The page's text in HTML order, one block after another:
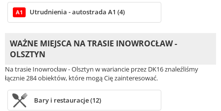
A1 Utrudnienia - autostrada A1 (4)
WAŻNE MIEJSCA NA TRASIE INOWROCŁAW -
OLSZTYN
Na trasie Inowrocław - Olsztyn w wariancie przez DK16 znaleźliśmy
łącznie 284 obiektów, które mogą Cię zainteresować.
Bary i restauracje (12)